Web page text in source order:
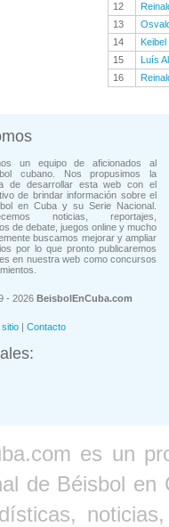
12
13
14
15
Luís
16
un equipo de aficionados al
cubano. Nos propusimos la
de desarrollar esta web con el
de brindar información sobre el
en Cuba y su Serie Nacional.
noticias, reportajes,
de debate, juegos online y mucho
buscamos mejorar y ampliar
por lo que pronto publicaremos
en nuestra web como concursos
- 2026 BeisbolEnCuba.com
sitio | Contacto
es un
de Béisbol